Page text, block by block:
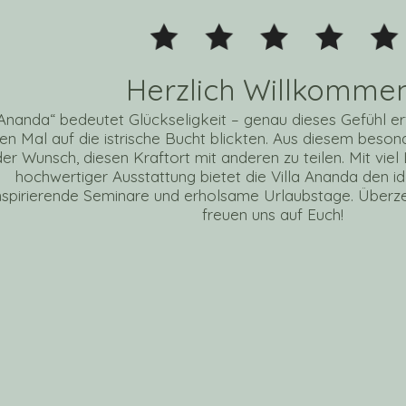
Herzlich
bedeutet Glückseligkeit – genau dieses Gefühl
Mal auf die istrische Bucht blickten. Aus diesem
Wunsch, diesen Kraftort mit anderen zu teilen. Mit viel
hochwertiger Ausstattung bietet die Villa Ananda den
Seminare und erholsame Urlaubstage.
freuen uns auf Euch!